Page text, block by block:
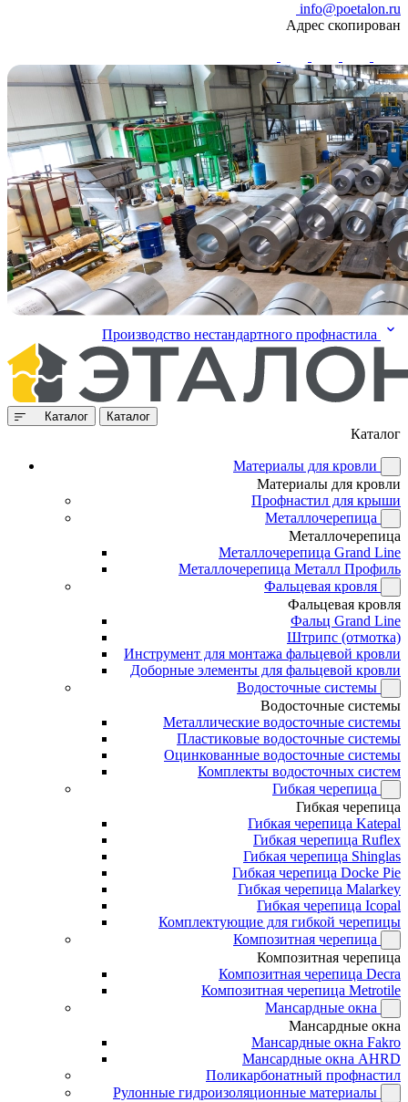
info@poetalon.ru
Адрес скопирован
Производство нестандартного профнастила
Каталог Каталог
Каталог
Материалы для кровли
Материалы для кровли
Профнастил для крыши
Металлочерепица
Металлочерепица
Металлочерепица Grand Line
Металлочерепица Металл Профиль
Фальцевая кровля
Фальцевая кровля
Фальц Grand Line
Штрипс (отмотка)
Инструмент для монтажа фальцевой кровли
Доборные элементы для фальцевой кровли
Водосточные системы
Водосточные системы
Металлические водосточные системы
Пластиковые водосточные системы
Оцинкованные водосточные системы
Комплекты водосточных систем
Гибкая черепица
Гибкая черепица
Гибкая черепица Katepal
Гибкая черепица Ruflex
Гибкая черепица Shinglas
Гибкая черепица Docke Pie
Гибкая черепица Malarkey
Гибкая черепица Icopal
Комплектующие для гибкой черепицы
Композитная черепица
Композитная черепица
Композитная черепица Decra
Композитная черепица Metrotile
Мансардные окна
Мансардные окна
Мансардные окна Fakro
Мансардные окна AHRD
Поликарбонатный профнастил
Рулонные гидроизоляционные материалы